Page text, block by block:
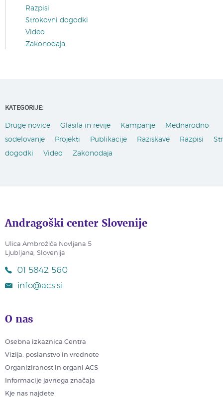
Razpisi
Strokovni dogodki
Video
Zakonodaja
KATEGORIJE:
Druge novice Glasila in revije Kampanje
Mednarodno
sodelovanje
Projekti Publikacije Raziskave Razpisi
dogodki
Video Zakonodaja
Andragoški center Slovenije
Ulica Ambrožiča Novljana 5
Ljubljana, Slovenija
01 5842 560
info@acs.si
O nas
Osebna izkaznica Centra
Vizija, poslanstvo in vrednote
Organiziranost in organi ACS
Informacije javnega značaja
Kje nas najdete